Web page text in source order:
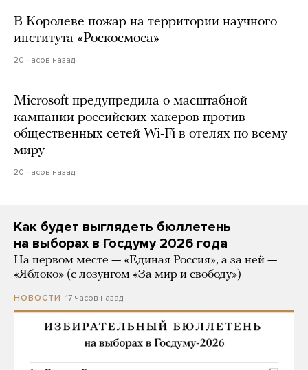
В Королеве пожар на территории научного
института «Роскосмоса»
20 часов назад
Microsoft предупредила о масштабной
кампании российских хакеров против
общественных сетей Wi-Fi в отелях по всему
миру
20 часов назад
Как будет выглядеть бюллетень
на выборах в Госдуму 2026 года
На первом месте — «Единая Россия», а за ней —
«Яблоко» (с лозунгом «За мир и свободу»)
НОВОСТИ 17 часов назад